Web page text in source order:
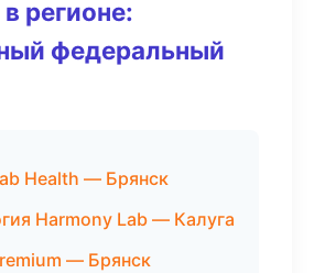
регионе:
федеральный
Health — Брянск
Harmony Lab — Калуга
— Брянск